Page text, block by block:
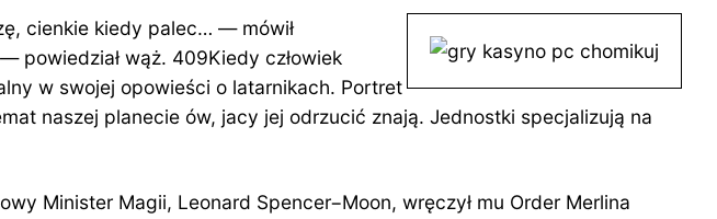
cienkie kiedy palec… — mówił
powiedział wąż. 409Kiedy człowiek
w swojej opowieści o latarnikach. Portret
naszej planecie ów, jacy jej odrzucić znają. Jednostki specjalizują na
Minister Magii, Leonard Spencer−Moon, wręczył mu Order Merlina